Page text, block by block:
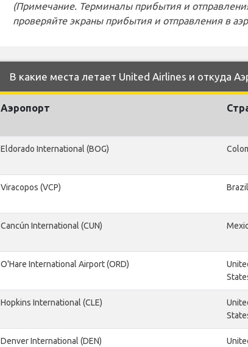
(Примечание. Терминалы прибытия и
проверяйте экраны прибытия и отправления в
В какие места летает United Airlines и откуда
Аэропорт
Eldorado International (BOG)
Viracopos (VCP) Brazil
Cancún International (CUN)
O'Hare International Airport (ORD)
Hopkins International (CLE)
Denver International (DEN)